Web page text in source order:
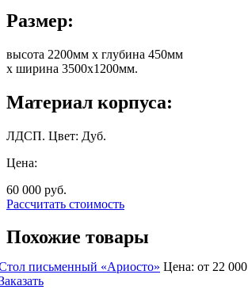
Размер:
высота 2200мм х глубина 450мм
х ширина 3500х1200мм.
Материал корпуса:
ЛДСП. Цвет: Дуб.
Цена:
60 000 руб.
Рассчитать стоимость
Похожие товары
письменный «Ариосто» Цена: от 22 000